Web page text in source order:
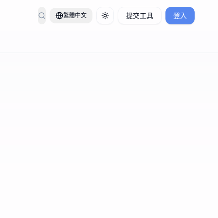
繁體中文 Toggle theme
提交工具 登入